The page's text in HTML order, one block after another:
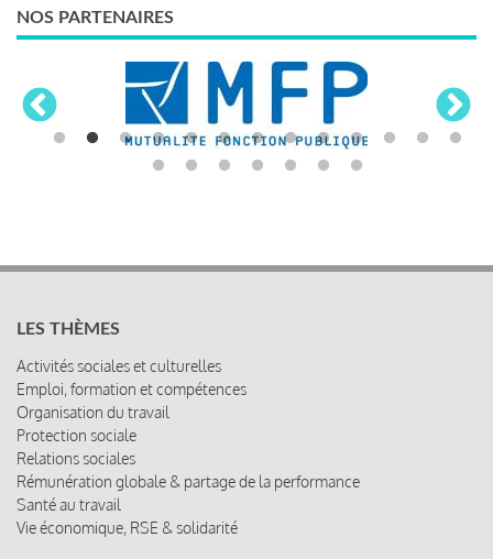
NOS PARTENAIRES
LES THÈMES
Activités sociales et culturelles
Emploi, formation et compétences
Organisation du travail
Protection sociale
Relations sociales
Rémunération globale & partage de la performance
Santé au travail
Vie économique, RSE & solidarité